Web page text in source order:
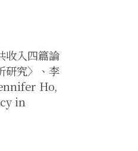
收入四篇論
研究〉、李
Ho,
in